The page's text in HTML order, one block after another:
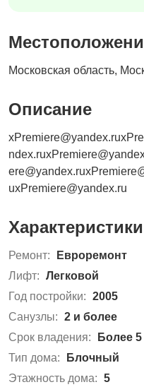
Московская область,
Описание
uxPremiere@yandex.ru
Характеристики
Ремонт:
Евроремонт
Лифт: Легковой
Год постройки: 2005
Санузлы: 2 и более
Срок владения:
Более 5
Тип дома:
Блочный
Этажность дома: 5